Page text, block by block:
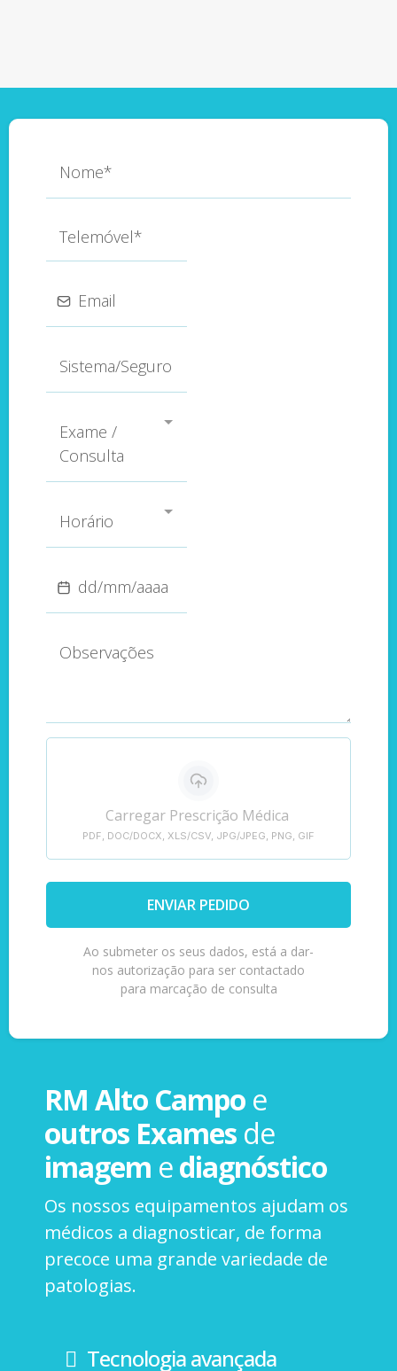
Exame /
Consulta
Horário
Carregar Prescrição Médica
PDF, DOC/DOCX, XLS/CSV, JPG/JPEG, PNG, GIF
ENVIAR PEDIDO
Ao submeter os seus dados, está a dar-
nos autorização para ser contactado
para marcação de consulta
RM Alto Campo e
outros Exames de
imagem ediagnóstico
Os nossos equipamentos ajudam os
médicos a diagnosticar, de forma
precoce uma grande variedade de
patologias.
Tecnologia avançada